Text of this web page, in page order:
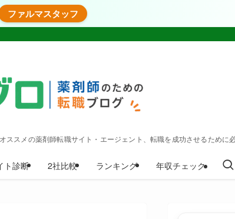
ファルマスタッフ
スメの薬剤師転職サイト・エージェント、転職を成功させるために
ト診断 2社比較 ランキング 年収チェック